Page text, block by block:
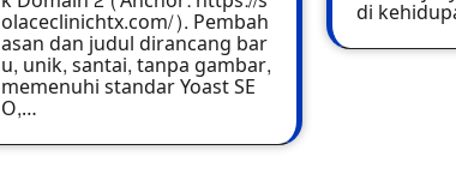
olaceclinichtx.com/). Pembah
asan dan judul dirancang bar
u, unik, santai, tanpa gambar,
memenuhi standar Yoast SE
O,…
di